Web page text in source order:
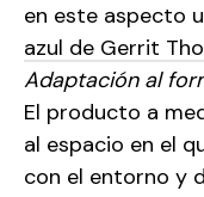
en este aspecto
azul de Gerrit
Adaptación al
El producto a
al espacio en el
con el entorno y